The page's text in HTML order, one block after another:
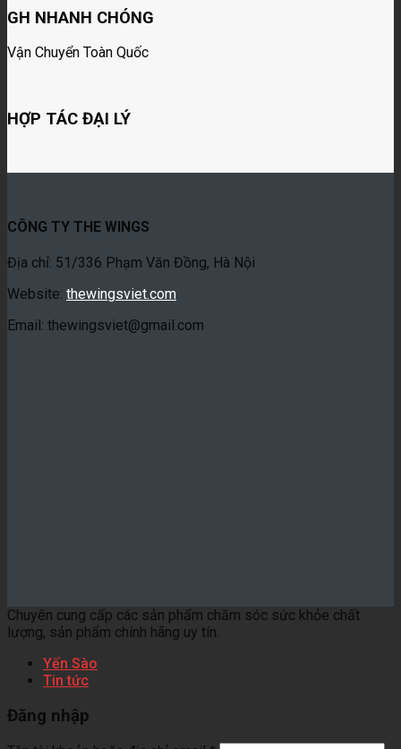
GH NHANH CHÓNG
Vận Chuyển Toàn Quốc
HỢP TÁC ĐẠI LÝ
CÔNG TY THE WINGS
Địa chỉ: 51/336 Phạm Văn Đồng, Hà Nội
Website: thewingsviet.com
Email: thewingsviet@gmail.com
Chuyên cung cấp các sản phẩm chăm sóc sức khỏe chất
lượng, sản phẩm chính hãng uy tín.
Yến Sào
Tin tức
Đăng nhập